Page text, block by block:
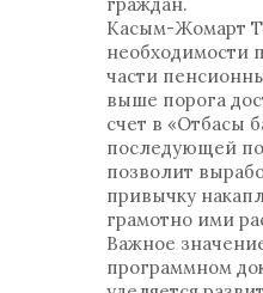
Касым-Жомарт
необходимости
части
выше порога
счет в «Отбасы
последующей
позволит
привычку
грамотно ими
Важное
программном